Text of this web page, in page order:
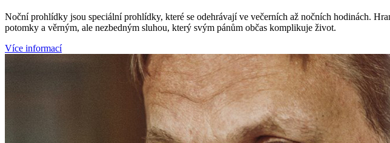
Noční prohlídky jsou speciální prohlídky, které se odehrávají ve večerních až nočních hodinách.
potomky a věrným, ale nezbedným sluhou, který svým pánům občas komplikuje život.
Více informací